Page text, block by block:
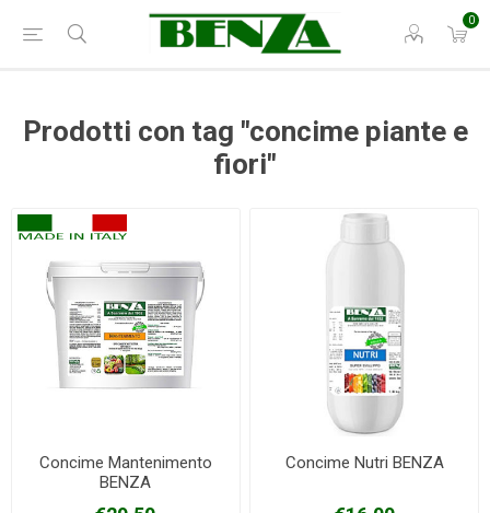
0
Prodotti con tag "concime piante e
fiori"
Concime Mantenimento
BENZA
Concime Nutri BENZA